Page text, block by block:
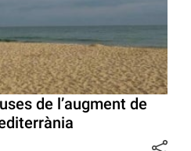
de l’augment de